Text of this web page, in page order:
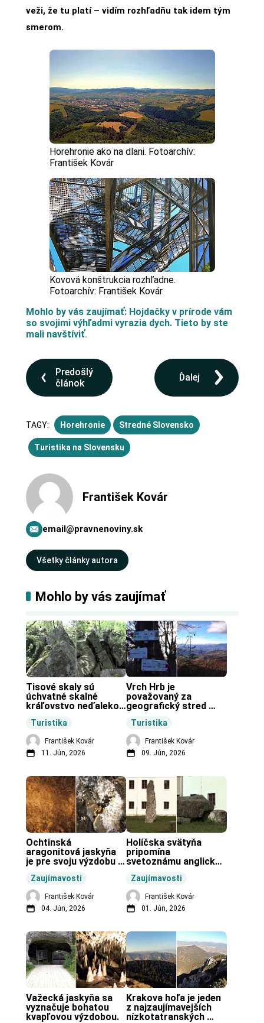
veži, že tu platí – vidím rozhľadňu tak idem tým
smerom.
Horehronie ako na dlani. Fotoarchív:
František Kovár
Kovová konštrukcia rozhľadne.
Fotoarchív: František Kovár
Mohlo by vás zaujímať: Hojdačky v prírode vám
so svojimi výhľadmi vyrazia dych. Tieto by ste
mali navštíviť.
Predošlý
článok
Ďalej
TAGY: Horehronie Stredné Slovensko
Turistika na Slovensku
František Kovár
email@pravnenoviny.sk
Všetky články autora
Mohlo by vás zaujímať
Turistika
Tisové skaly sú
úchvatné skalné
kráľovstvo neďaleko
František Kovár
11. Jún, 2026
Turistika
Vrch Hrb je
považovaný za
geografický stred
František Kovár
09. Jún, 2026
Zaujímavosti
Ochtinská
aragonitová jaskyňa
je pre svoju výzdobu
vo svete.
František Kovár
04. Jún, 2026
Zaujímavosti
Holíčska svätyňa
pripomína
svetoznámu anglickú
František Kovár
01. Jún, 2026
Važecká jaskyňa sa
vyznačuje bohatou
kvapľovou výzdobou.
Krakova hoľa je jeden
z najzaujímavejších
nízkotatranských